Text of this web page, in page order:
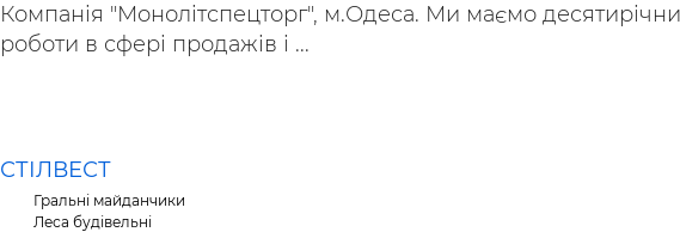
Компанія "Монолітспецторг", м.Одеса. Ми маємо
роботи в сфері продажів і ...
СТІЛВЕСТ
Гральні майданчики
Леса будівельні